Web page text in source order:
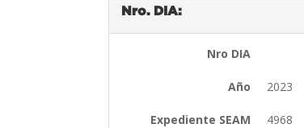
Nro. DIA:
Nro DIA
Año 2023
Expediente SEAM 4968